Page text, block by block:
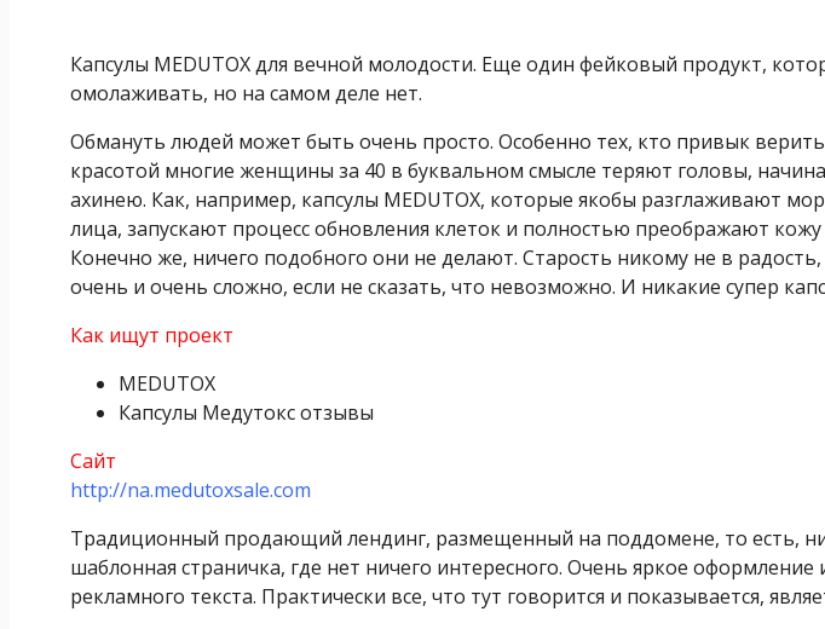
Капсулы MEDUTOX для вечной молодости. Еще один фейковый продукт,
омолаживать, но на самом деле нет.
Обмануть людей может быть очень просто. Особенно тех, кто привык верить
красотой многие женщины за 40 в буквальном смысле теряют головы,
ахинею. Как, например, капсулы MEDUTOX, которые якобы разглаживают
лица, запускают процесс обновления клеток и полностью преображают кожу
Конечно же, ничего подобного они не делают. Старость никому не в радость,
очень и очень сложно, если не сказать, что невозможно. И никакие супер
Как ищут проект
MEDUTOX
Капсулы Медутокс отзывы
Сайт
http://na.medutoxsale.com
Традиционный продающий лендинг, размещенный на поддомене, то есть,
шаблонная страничка, где нет ничего интересного. Очень яркое оформление
рекламного текста. Практически все, что тут говорится и показывается,